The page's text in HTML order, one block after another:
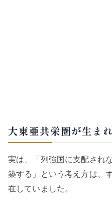
大東亜共栄圏が生ま
実は、「列強国に支配され
築する」という考え方は、
在していました。